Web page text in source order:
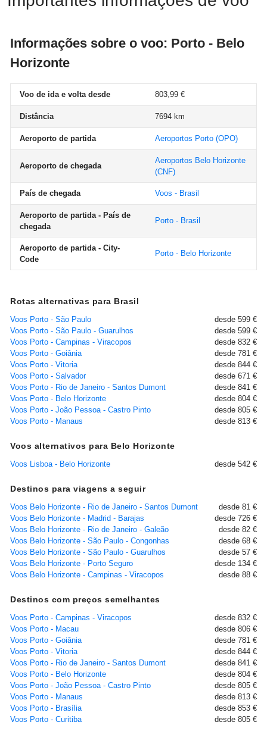
Informações sobre o voo: Porto - Belo
Horizonte
Voo de ida e volta desde 803,99 €
Distância 7694 km
Aeroporto de partida Aeroportos Porto (OPO)
Aeroporto de chegada
Aeroportos Belo Horizonte
(CNF)
País de chegada Voos - Brasil
Aeroporto de partida - País de
chegada
Porto - Brasil
Aeroporto de partida - City-
Code
Porto - Belo Horizonte
Rotas alternativas para Brasil
Voos Porto - São Paulo
desde 599 €
Voos Porto - São Paulo - Guarulhos
desde 599 €
Voos Porto - Campinas - Viracopos
desde 832 €
Voos Porto - Goiânia
desde 781 €
Voos Porto - Vitoria
desde 844 €
Voos Porto - Salvador
desde 671 €
Voos Porto - Rio de Janeiro - Santos Dumont
desde 841 €
Voos Porto - Belo Horizonte
desde 804 €
Voos Porto - João Pessoa - Castro Pinto
desde 805 €
Voos Porto - Manaus
desde 813 €
Voos alternativos para Belo Horizonte
Voos Lisboa - Belo Horizonte desde 542 €
Destinos para viagens a seguir
Voos Belo Horizonte - Rio de Janeiro - Santos Dumont
desde 81 €
Voos Belo Horizonte - Madrid - Barajas
desde 726 €
Voos Belo Horizonte - Rio de Janeiro - Galeão
desde 82 €
Voos Belo Horizonte - São Paulo - Congonhas
desde 68 €
Voos Belo Horizonte - São Paulo - Guarulhos
desde 57 €
Voos Belo Horizonte - Porto Seguro
desde 134 €
Voos Belo Horizonte - Campinas - Viracopos
desde 88 €
Destinos com preços semelhantes
Voos Porto - Campinas - Viracopos
desde 832 €
Voos Porto - Macau
desde 806 €
Voos Porto - Goiânia
desde 781 €
Voos Porto - Vitoria
desde 844 €
Voos Porto - Rio de Janeiro - Santos Dumont
desde 841 €
Voos Porto - Belo Horizonte
desde 804 €
Voos Porto - João Pessoa - Castro Pinto
desde 805 €
Voos Porto - Manaus
desde 813 €
Voos Porto - Brasília
desde 853 €
Voos Porto - Curitiba
desde 805 €